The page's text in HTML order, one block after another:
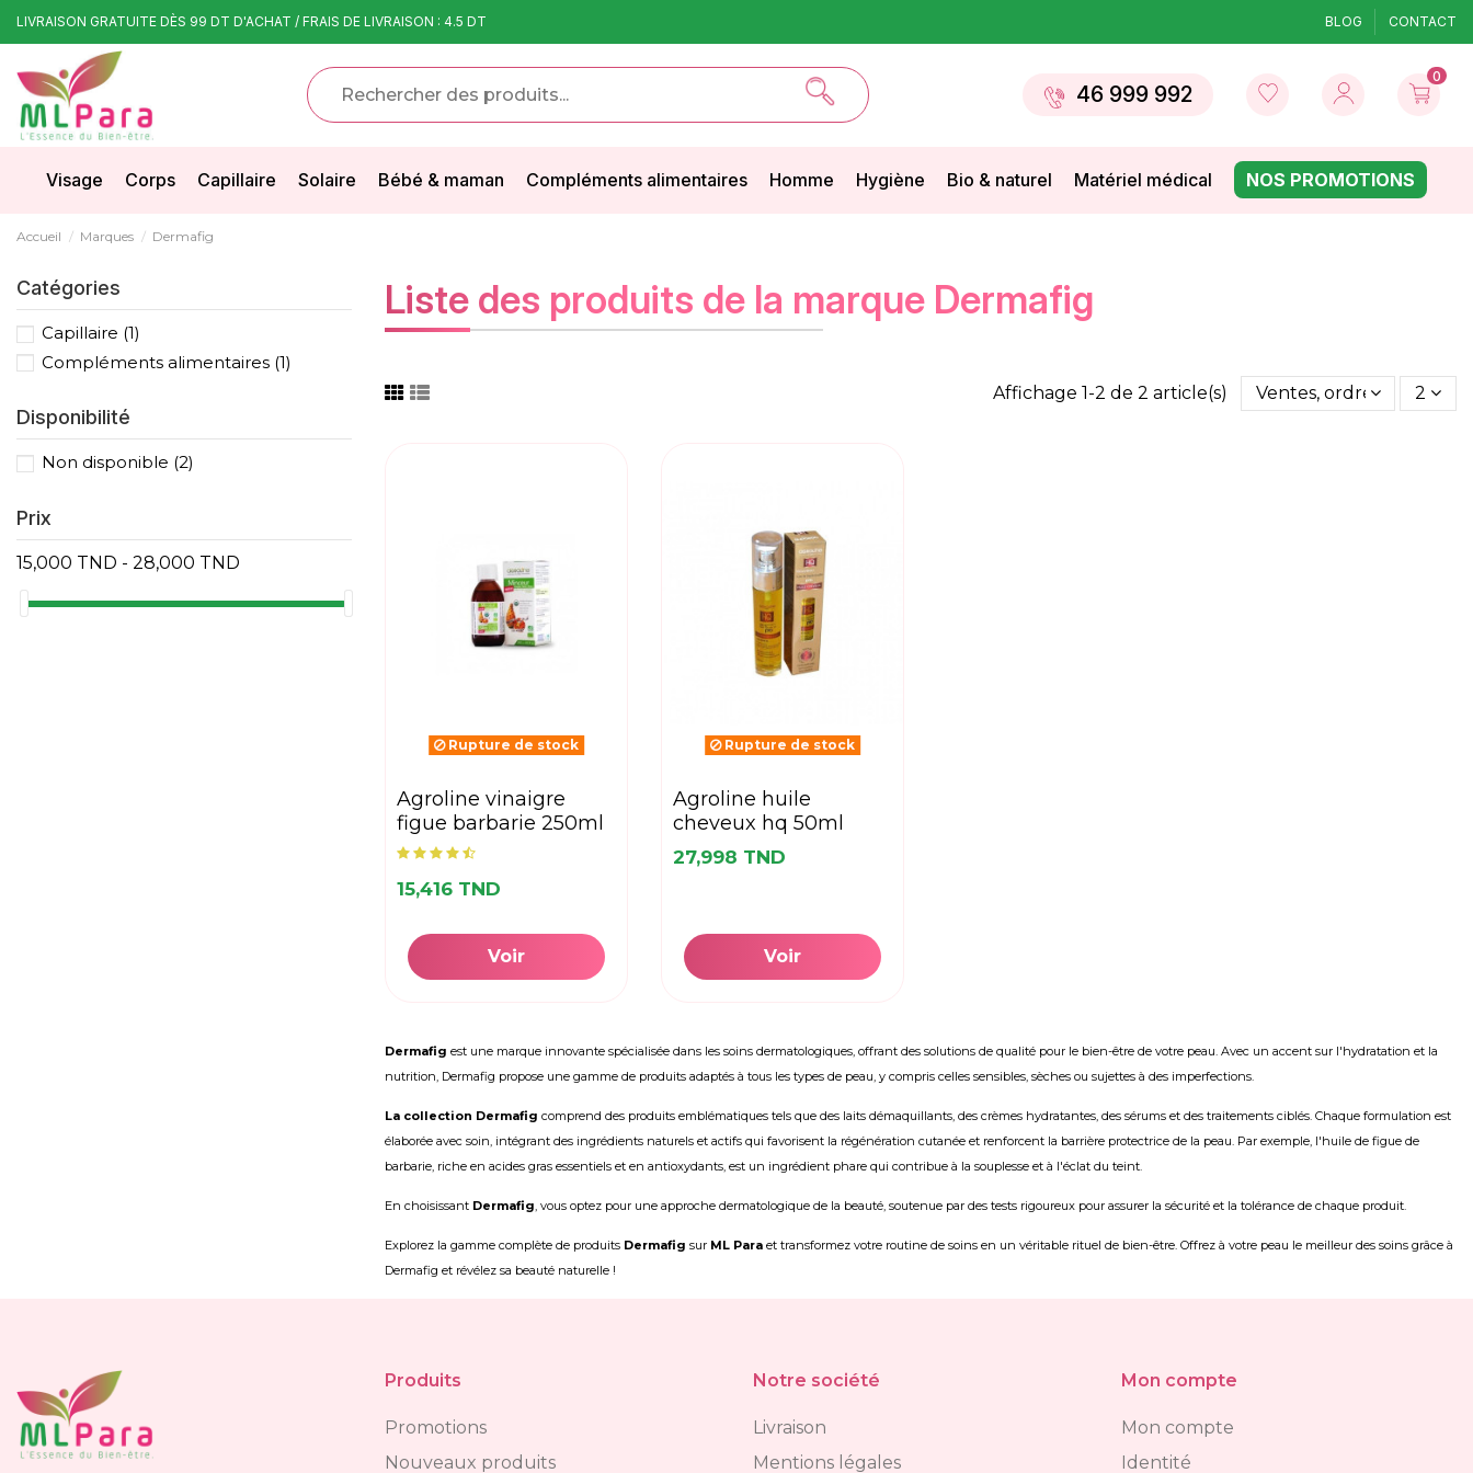
LIVRAISON GRATUITE DÈS 99 DT D'ACHAT / FRAIS DE LIVRAISON : 4.5 DT BLOG CONTACT
46 999 992
0
Visage Corps Capillaire Solaire Bébé & maman Compléments alimentaires Homme Hygiène Bio & naturel Matériel médical NOS PROMOTIONS
Accueil Marques Dermafig
Liste des produits de la marque Dermafig
Affichage 1-2 de 2 article(s) Ventes, ordre 2
Rupture de stock
agroline vinaigre
figue barbarie 250ml
15,416 TND
Voir
Rupture de stock
agroline huile
cheveux hq 50ml
27,998 TND
Voir
Dermafig est une marque innovante spécialisée dans les soins dermatologiques, offrant des solutions de qualité pour le bien-être de votre peau. Avec un accent sur l'hydratation et la
nutrition, Dermafig propose une gamme de produits adaptés à tous les types de peau, y compris celles sensibles, sèches ou sujettes à des imperfections.
La collection Dermafig comprend des produits emblématiques tels que des laits démaquillants, des crèmes hydratantes, des sérums et des traitements ciblés. Chaque formulation est
élaborée avec soin, intégrant des ingrédients naturels et actifs qui favorisent la régénération cutanée et renforcent la barrière protectrice de la peau. Par exemple, l'huile de figue de
barbarie, riche en acides gras essentiels et en antioxydants, est un ingrédient phare qui contribue à la souplesse et à l'éclat du teint.
En choisissant Dermafig , vous optez pour une approche dermatologique de la beauté, soutenue par des tests rigoureux pour assurer la sécurité et la tolérance de chaque produit.
Explorez la gamme complète de produits Dermafig sur ML Para et transformez votre routine de soins en un véritable rituel de bien-être. Offrez à votre peau le meilleur des soins grâce à
Dermafig et révélez sa beauté naturelle !
Catégories
Capillaire (1)
Compléments alimentaires (1)
Disponibilité
Non disponible (2)
Prix
15,000 TND - 28,000 TND
Produits
Promotions
Nouveaux produits
Notre société
Livraison
Mentions légales
Mon compte
Mon compte
Identité